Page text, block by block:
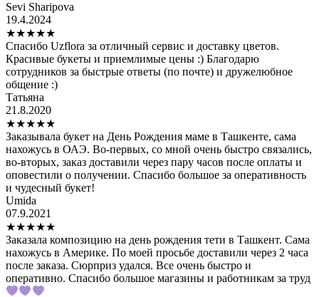
Sevi Sharipova
19.4.2024
★★★★★
Спасибо Uzflora за отличный сервис и доставку цветов.
Красивые букеты и приемлимые цены :) Благодарю
сотрудников за быстрые ответы (по почте) и дружелюбное
общение :)
Татьяна
21.8.2020
★★★★★
Заказывала букет на День Рождения маме в Ташкенте, сама
нахожусь в ОАЭ. Во-первых, со мной очень быстро связались,
во-вторых, заказ доставили через пару часов после оплаты и
оповестили о получении. Спасибо большое за оперативность
и чудесный букет!
Umida
07.9.2021
★★★★★
Заказала композицию на день рождения тети в Ташкент. Сама
нахожусь в Америке. По моей просьбе доставили через 2 часа
после заказа. Сюрприз удался. Все очень быстро и
оперативно. Спасибо большое магазины и работникам за труд